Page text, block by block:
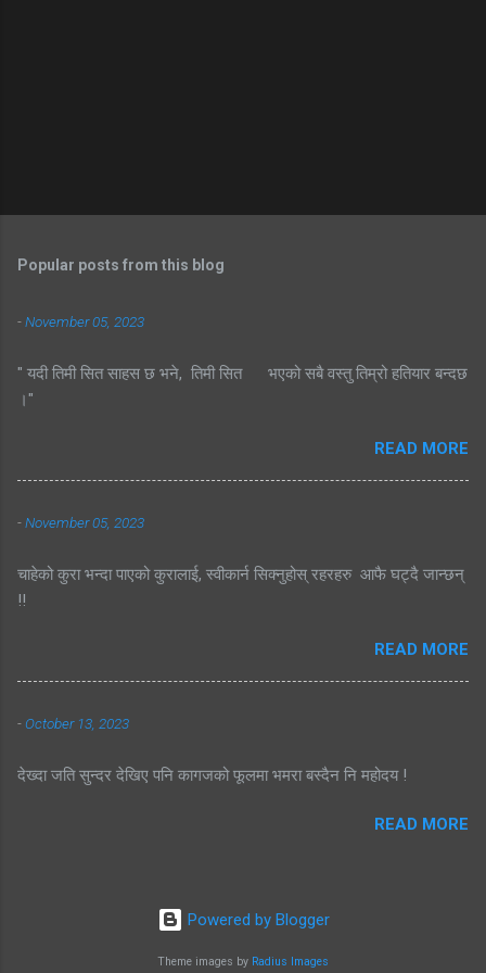
Popular posts from this blog
-November 05, 2023
" यदी तिमी सित साहस छ भने, तिमी सित भएको सबै वस्तु तिम्रो हतियार बन्दछ
।"
READ MORE
-November 05, 2023
चाहेको कुरा भन्दा पाएको कुरालाई, स्वीकार्न सिक्नुहोस् रहरहरु आफै घट्दै जान्छन्
!!
READ MORE
-October 13, 2023
देख्दा जति सुन्दर देखिए पनि कागजको फूलमा भमरा बस्दैन नि महोदय !
READ MORE
Powered by Blogger
Theme images by Radius Images